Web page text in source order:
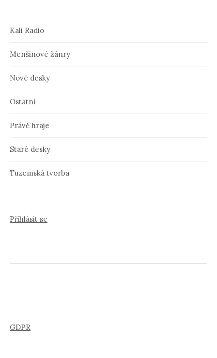
Kali Radio
Menšinové žánry
Nové desky
Ostatní
Právě hraje
Staré desky
Tuzemská tvorba
Přihlásit se
GDPR